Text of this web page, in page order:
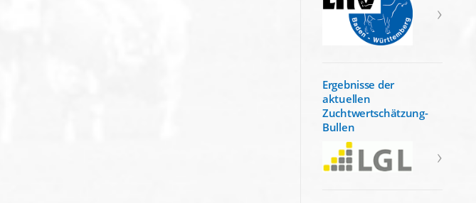
Ergebnisse der
aktuellen
Zuchtwertschätzung-
Bullen